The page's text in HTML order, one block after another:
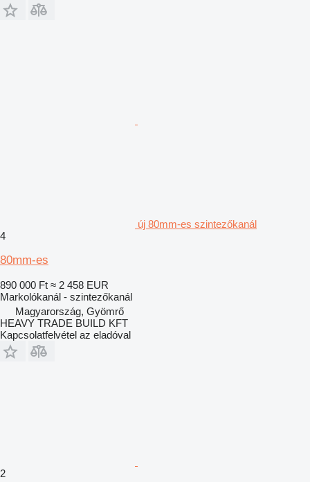
új 80mm-es szintezőkanál
4
80mm-es
890 000 Ft ≈ 2 458 EUR
Markolókanál - szintezőkanál
Magyarország, Gyömrő
HEAVY TRADE BUILD KFT
Kapcsolatfelvétel az eladóval
2